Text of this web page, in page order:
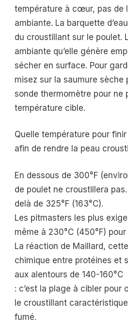
température à cœur, pas de
ambiante. La barquette
du croustillant sur le poulet.
ambiante qu’elle génère
sécher en surface. Pour
misez sur la saumure sèche
sonde thermomètre pour ne
température cible.
Quelle température pour
afin de rendre la peau
En dessous de 300°F
de poulet ne croustillera
delà de 325°F (163°C).
Les pitmasters les plus
même à 230°C (450°F)
La réaction de Maillard,
chimique entre protéines et
aux alentours de 140-160°C
: c’est la plage à cibler pour
le croustillant
fumé.